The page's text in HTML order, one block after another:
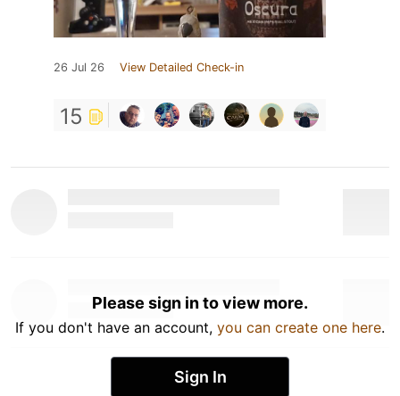
26 Jul 26 View Detailed Check-in
15
Please sign in to view more.
If you don't have an account, you can create one here.
Sign In